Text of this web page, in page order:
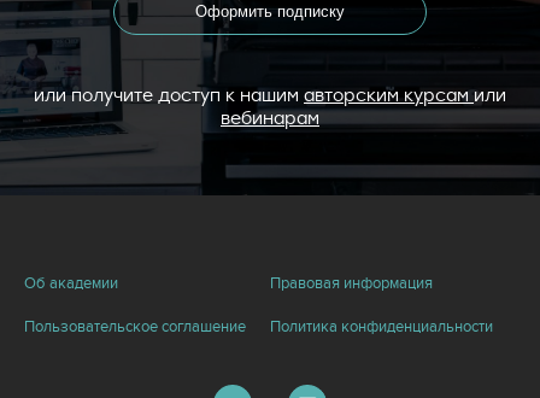
Оформить подписку
или получите доступ к нашим авторским курсамили
вебинарам
Об академии Правовая информация
Пользовательское соглашение Политика конфиденциальности